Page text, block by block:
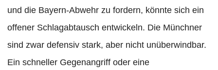
und die Bayern-Abwehr zu fordern, könnte sich ein
offener Schlagabtausch entwickeln. Die Münchner
sind zwar defensiv stark, aber nicht unüberwindbar.
Ein schneller Gegenangriff oder eine